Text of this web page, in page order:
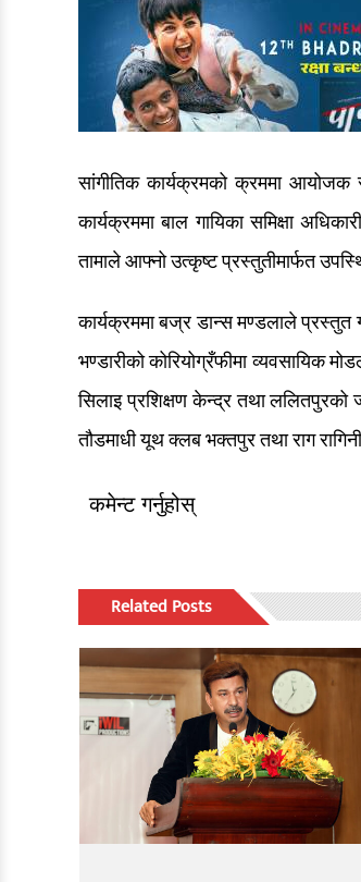
सांगीतिक कार्यक्रमको क्रममा आयोजक
कार्यक्रममा बाल गायिका समिक्षा
तामाले आफ्नो उत्कृष्ट प्रस्तुतीमार्फत
कार्यक्रममा बज्र डान्स मण्डलाले प्रस्तुत
भण्डारीको कोरियोग्रँफीमा व्यवसायिक
सिलाइ प्रशिक्षण केन्द्र तथा
तौडमाधी यूथ क्लब भक्तपुर तथा राग
कमेन्ट गर्नुहोस्
Related Posts